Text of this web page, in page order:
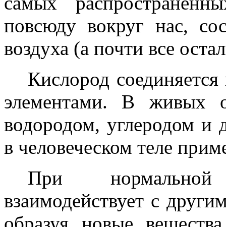
повсюду вокруг нас,
воздуха (а почти все
Кислород
элементами. В живых
водородом, углеродом и
в человеческом теле
При нормальной
взаимодействует с